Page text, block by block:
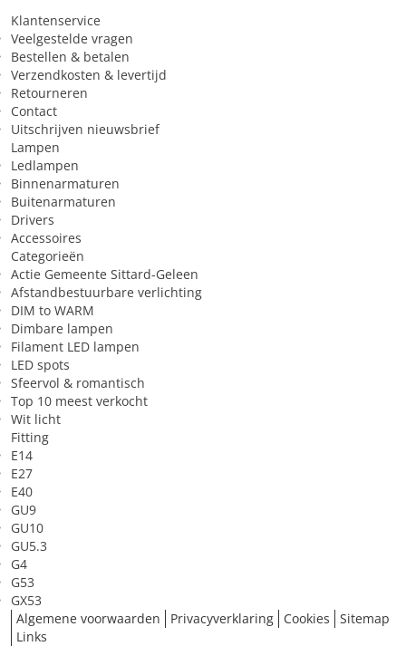
Fysiek
Type
Toepassing
Geschikt voor constante
spanning
Klantenservice
Veelgestelde vragen
Bestellen & betalen
Verzendkosten & levertijd
Retourneren
Contact
Uitschrijven nieuwsbrief
Lampen
Ledlampen
Binnenarmaturen
Buitenarmaturen
Drivers
Accessoires
Categorieën
Actie Gemeente Sittard-Geleen
Afstandbestuurbare verlichting
DIM to WARM
Dimbare lampen
Filament LED lampen
LED spots
Sfeervol & romantisch
Top 10 meest verkocht
Wit licht
Fitting
E14
E27
E40
GU9
GU10
GU5.3
G4
G53
GX53
Algemene voorwaarden
Privacyverklaring Cookies
Sitemap
Links